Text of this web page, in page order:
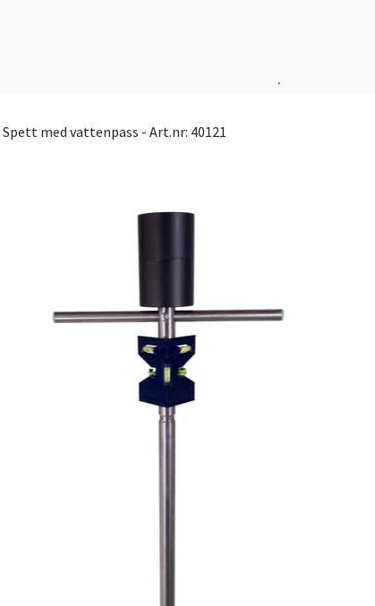
.
Spett med vattenpass - Art.nr: 40121